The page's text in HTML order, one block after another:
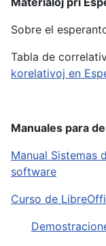
Sobre el
Tabla de
korelativoj en
Manuales para
Manual Sistemas
software
Curso de